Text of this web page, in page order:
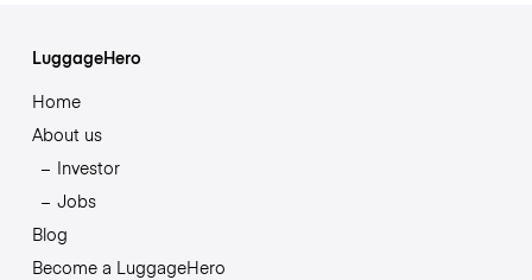
LuggageHero
Home
About us
Investor
Jobs
Blog
Become a LuggageHero